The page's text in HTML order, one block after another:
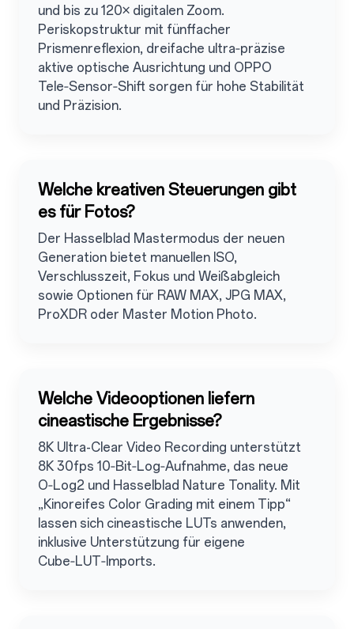
und bis zu 120× digitalen Zoom.
Periskopstruktur mit fünffacher
Prismenreflexion, dreifache ultra‑präzise
aktive optische Ausrichtung und OPPO
Tele‑Sensor‑Shift sorgen für hohe Stabilität
und Präzision.
Welche kreativen Steuerungen gibt
es für Fotos?
Der Hasselblad Mastermodus der neuen
Generation bietet manuellen ISO,
Verschlusszeit, Fokus und Weißabgleich
sowie Optionen für RAW MAX, JPG MAX,
ProXDR oder Master Motion Photo.
Welche Videooptionen liefern
cineastische Ergebnisse?
8K Ultra-Clear Video Recording unterstützt
8K 30fps 10‑Bit‑Log‑Aufnahme, das neue
O‑Log2 und Hasselblad Nature Tonality. Mit
„Kinoreifes Color Grading mit einem Tipp“
lassen sich cineastische LUTs anwenden,
inklusive Unterstützung für eigene
Cube‑LUT‑Imports.